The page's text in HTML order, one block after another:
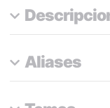
Aliases